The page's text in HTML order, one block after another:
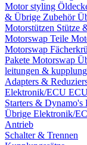
Motor styling
& Übrige Zubehör
Motorstützen Stütze
Motorswap Teile
Motorswap
Pakete Motorswap
leitungen &
Adapters &
Elektronik/ECU
Starters & Dynamo's
Übrige Elektronik/
Antrieb
Schalter & Trennen